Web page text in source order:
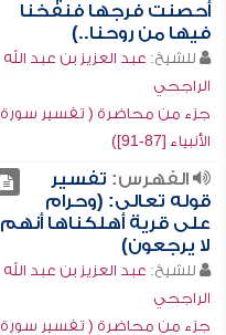
أحصنت فرجها فنفخنا
فيها من روحنا..)
للشيخ: عبد العزيز بن عبد الله
الراجحي
جزء من محاضرة ( تفسير سورة
الأنبياء [87-91])
الفهرس: تفسير
قوله تعالى: (وحرام
على قرية أهلكناها أنهم
لا يرجعون)
للشيخ: عبد العزيز بن عبد الله
الراجحي
جزء من محاضرة ( تفسير سورة